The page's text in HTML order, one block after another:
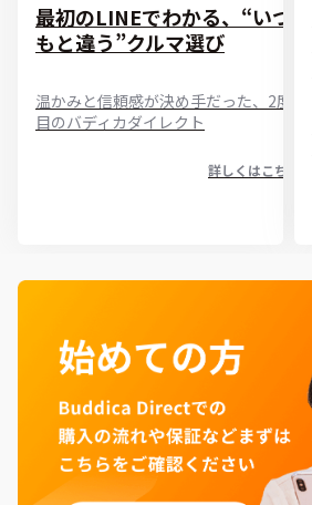
最初のLINEでわかる、“いつ
もと違う”クルマ選び
温かみと信頼感が決め手だった、2度
目のバディカダイレクト
詳しくはこちら